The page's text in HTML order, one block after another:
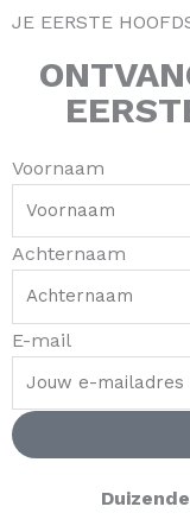
r
a
m
o
k
f
JE EERSTE
Voornaam
Achternaam
E-mail